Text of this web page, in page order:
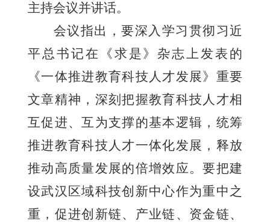
主持会议并讲话。
会议指出，要深入学习贯彻习近
平总书记在《求是》杂志上发表的
《一体推进教育科技人才发展》重要
文章精神，深刻把握教育科技人才相
互促进、互为支撑的基本逻辑，统筹
推进教育科技人才一体化发展，释放
推动高质量发展的倍增效应。要把建
设武汉区域科技创新中心作为重中之
重，促进创新链、产业链、资金链、